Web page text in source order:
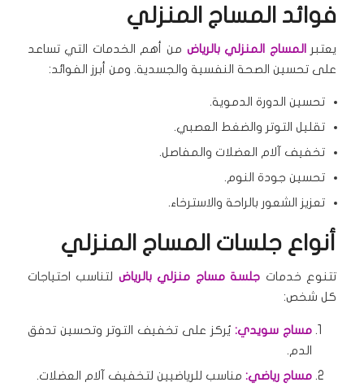
فوائد المساج المنزلي
يعتبر المساج المنزلي بالرياض من أهم الخدمات التي تساعد
على تحسين الصحة النفسية والجسدية. ومن أبرز الفوائد:
تحسين الدورة الدموية.
تقليل التوتر والضغط العصبي.
تخفيف آلام العضلات والمفاصل.
تحسين جودة النوم.
تعزيز الشعور بالراحة والاسترخاء.
أنواع جلسات المساج المنزلي
تتنوع خدمات جلسة مساج منزلي بالرياض لتناسب احتياجات
كل شخص:
مساج سويدي:يُركز على تخفيف التوتر وتحسين تدفق
الدم.
مساج رياضي:مناسب للرياضيين لتخفيف آلام العضلات.